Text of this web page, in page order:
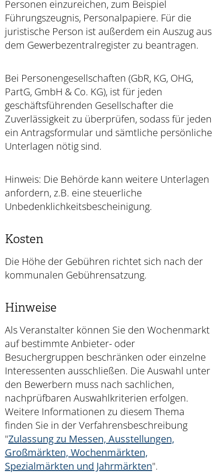
Personen einzureichen, zum Beispiel
Führungszeugnis, Personalpapiere. Für die
juristische Person ist außerdem ein Auszug aus
dem Gewerbezentralregister zu beantragen.
Bei Personengesellschaften (GbR, KG, OHG,
PartG, GmbH & Co. KG), ist für jeden
geschäftsführenden Gesellschafter die
Zuverlässigkeit zu überprüfen, sodass für jeden
ein Antragsformular und sämtliche persönliche
Unterlagen nötig sind.
Hinweis: Die Behörde kann weitere Unterlagen
anfordern, z.B. eine steuerliche
Unbedenklichkeitsbescheinigung.
Kosten
Die Höhe der Gebühren richtet sich nach der
kommunalen Gebührensatzung.
Hinweise
Als Veranstalter können Sie den Wochenmarkt
auf bestimmte Anbieter- oder
Besuchergruppen beschränken oder einzelne
Interessenten ausschließen. Die Auswahl unter
den Bewerbern muss nach sachlichen,
nachprüfbaren Auswahlkriterien erfolgen.
Weitere Informationen zu diesem Thema
finden Sie in der Verfahrensbeschreibung
"Zulassung zu Messen, Ausstellungen,
Großmärkten, Wochenmärkten,
Spezialmärkten und Jahrmärkten".